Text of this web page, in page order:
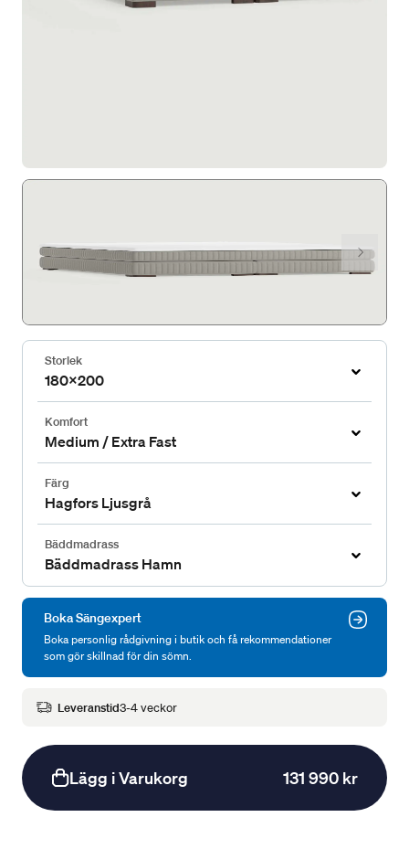
Storlek
180x200
Komfort
Medium / Extra Fast
Färg
Hagfors Ljusgrå
Bäddmadrass
Bäddmadrass Hamn
Boka Sängexpert
Boka personlig rådgivning i butik och få rekommendationer
som gör skillnad för din sömn.
Leveranstid3-4 veckor
Lägg i Varukorg 131 990 kr